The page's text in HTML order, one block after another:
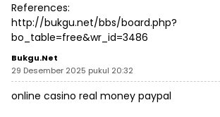
References:
http://bukgu.net/bbs/board.php?
bo_table=free&wr_id=3486
Bukgu.net
29 Desember 2025 pukul 20:32
online casino real money paypal